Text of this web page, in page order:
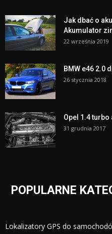
Jak dbać o
Akumulator
22 września 2019
BMW e46 2.0
26 stycznia 2018
Opel 1.4
31 grudnia 2017
POPULARNE
Lokalizatory GPS do